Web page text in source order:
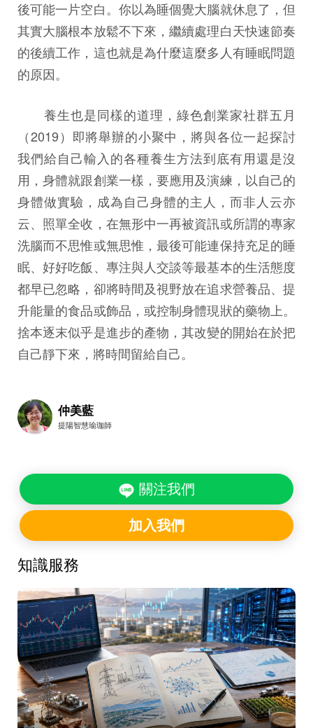
後可能一片空白。你以為睡個覺大腦就休息了，但
其實大腦根本放鬆不下來，繼續處理白天快速節奏
的後續工作，這也就是為什麼這麼多人有睡眠問題
的原因。
養生也是同樣的道理，綠色創業家社群五月
（2019）即將舉辦的小聚中，將與各位一起探討
我們給自己輸入的各種養生方法到底有用還是沒
用，身體就跟創業一樣，要應用及演練，以自己的
身體做實驗，成為自己身體的主人，而非人云亦
云、照單全收，在無形中一再被資訊或所謂的專家
洗腦而不思惟或無思惟，最後可能連保持充足的睡
眠、好好吃飯、專注與人交談等最基本的生活態度
都早已忽略，卻將時間及視野放在追求營養品、提
升能量的食品或飾品，或控制身體現狀的藥物上。
捨本逐末似乎是進步的產物，其改變的開始在於把
自己靜下來，將時間留給自己。
仲美藍
提陽智慧瑜珈師
關注我們
加入我們
知識服務